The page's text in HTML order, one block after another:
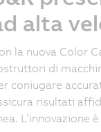
alta
la nuova Color
di
coniugare
risultati
L’innovazione